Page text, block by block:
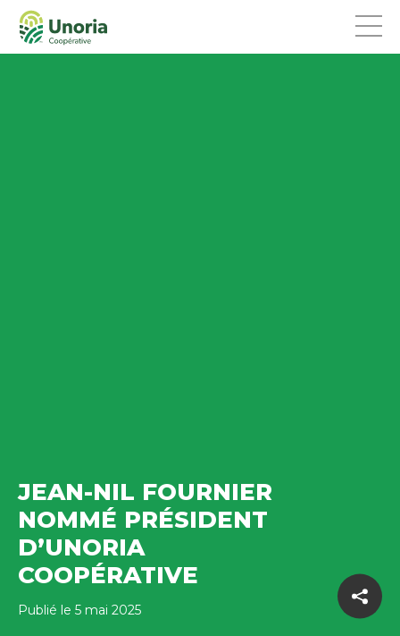
JEAN-NIL FOURNIER
NOMMÉ PRÉSIDENT
D’UNORIA
COOPÉRATIVE
Publié le 5 mai 2025